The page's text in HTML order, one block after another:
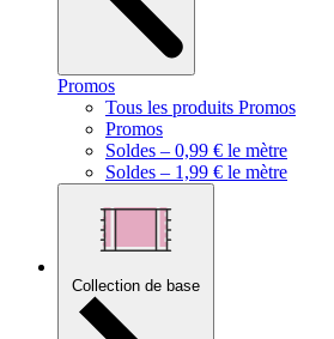
Promos
Tous les produits Promos
Promos
Soldes – 0,99 € le mètre
Soldes – 1,99 € le mètre
Collection de base